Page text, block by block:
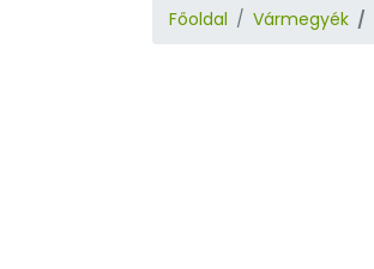
Főoldal Vármegyék